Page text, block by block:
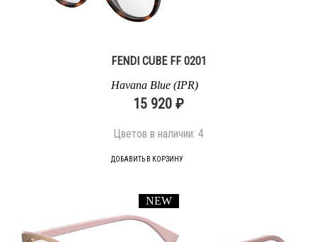
FENDI CUBE FF 0201
Havana Blue (IPR)
15 920 ₽
Цветов в наличии: 4
ДОБАВИТЬ В КОРЗИНУ
NEW